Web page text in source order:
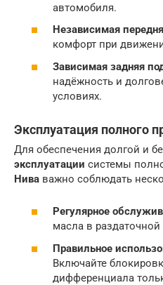
автомобиля.
Независимая
комфорт при
Зависимая задняя
надёжность и
условиях.
Эксплуатация полного
Для обеспечения долгой и
эксплуатации системы
Нива важно соблюдать
Регулярное
масла в
Правильное
Включайте
дифференциала